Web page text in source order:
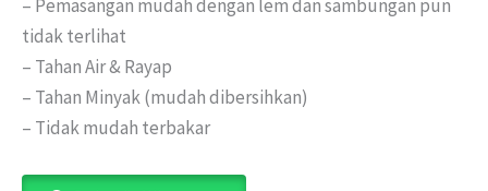
– Pemasangan mudah dengan lem dan sambungan pun
tidak terlihat
– Tahan Air & Rayap
– Tahan Minyak (mudah dibersihkan)
– Tidak mudah terbakar